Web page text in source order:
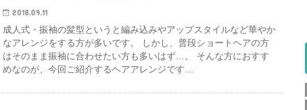
2018.09.11
成人式・振袖の髪型というと編み込みやアップスタイルなど華やか
なアレンジをする方が多いです。 しかし、普段ショートヘアの方
はそのまま振袖に合わせたい方も多いはず…。 そんな方におすす
めなのが、今回ご紹介するヘアアレンジです…